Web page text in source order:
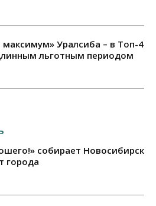
максимум» Уралсиба – в Топ-4
льготным периодом
собирает Новосибирск
города